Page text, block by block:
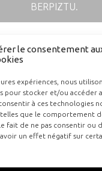
le consentement
expériences, nous
pour stocker et/ou accéder
à ces technologies
que le comportement
fait de ne pas consentir ou
un effet négatif sur
BERPIZTU.